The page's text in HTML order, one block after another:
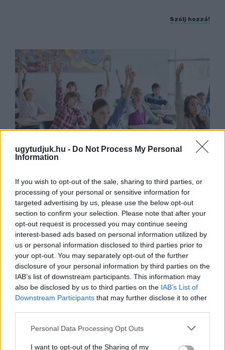
ugytudjuk.hu - Do Not Process My Personal
Information
If you wish to opt-out of the sale, sharing to third parties, or
processing of your personal or sensitive information for
targeted advertising by us, please use the below opt-out
section to confirm your selection. Please note that after your
opt-out request is processed you may continue seeing
interest-based ads based on personal information utilized by
us or personal information disclosed to third parties prior to
your opt-out. You may separately opt-out of the further
disclosure of your personal information by third parties on the
IAB’s list of downstream participants. This information may
also be disclosed by us to third parties on the IAB’s List of
Downstream Participants that may further disclose it to other
Please note that this website/app uses one or more Google
not limited to your visit or usage behaviour. You may click to
Personal Data Processing Opt Outs
I want to opt-out of the Sharing of my
Szólj hozzá!
KÉT RÉSZLETBEN ÉRKEZIK A 100 EZER
FORINTOS ISKOLAKEZDÉSI TÁMOGATÁS, AMIT
NEM KELL KÜLÖN IGÉNYELNI
Az első 50 ezer forintot még a tanévkezdés előtt
folyósítja a Magyar Államkincstár, a második részlet
novemberben, utalvány formájában érkezik.
1 hozzászólás